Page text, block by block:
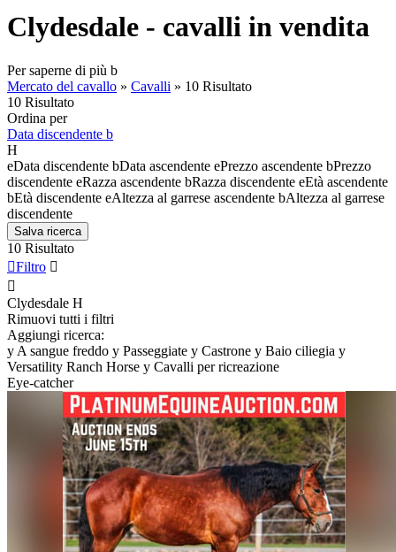
Clydesdale - cavalli in vendita
Per saperne di più b
Mercato del cavallo » Cavalli » 10 Risultato
10 Risultato
Ordina per
Data discendente b
H
eData discendente bData ascendente ePrezzo ascendente bPrezzo
discendente eRazza ascendente bRazza discendente eEtà ascendente
bEtà discendente eAltezza al garrese ascendente bAltezza al garrese
discendente
Salva ricerca
10 Risultato
Filtro 

Clydesdale H
Rimuovi tutti i filtri
Aggiungi ricerca:
y A sangue freddo y Passeggiate y Castrone y Baio ciliegia y
Versatility Ranch Horse y Cavalli per ricreazione
Eye-catcher